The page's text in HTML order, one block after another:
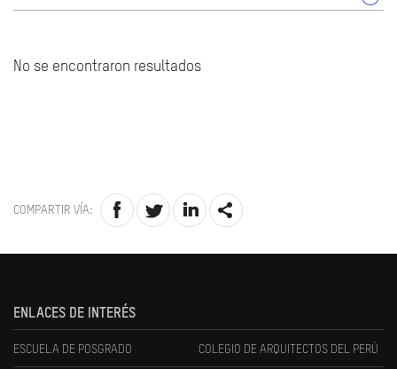
No se encontraron resultados
COMPARTIR VÍA:
ENLACES DE INTERÉS
ESCUELA DE POSGRADO COLEGIO DE ARQUITECTOS DEL PERÚ